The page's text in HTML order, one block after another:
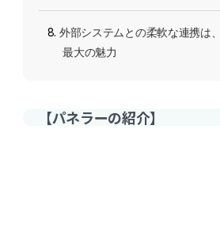
外部システムとの柔軟な連携は
最大の魅力
【パネラーの紹介】